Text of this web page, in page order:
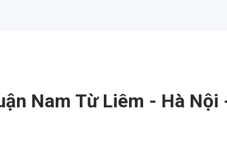
Nam Từ Liêm - Hà Nội